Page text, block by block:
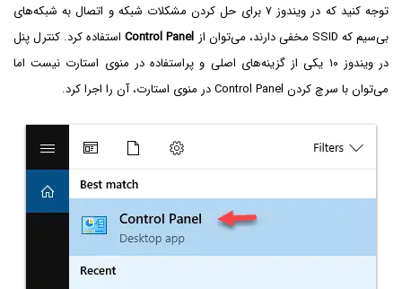
توجه کنید که در ویندوز ۷ برای حل کردن مشکلات شبکه و اتصال به شبکه‌های
بی‌سیم که SSID مخفی دارند، می‌توان از
Control Panelاستفاده کرد. کنترل پنل
در ویندوز ۱۰ یکی از گزینه‌های اصلی و پراستفاده در منوی استارت نیست اما
می‌توان با سرچ کردن Control Panel در منوی استارت، آن را اجرا کرد.